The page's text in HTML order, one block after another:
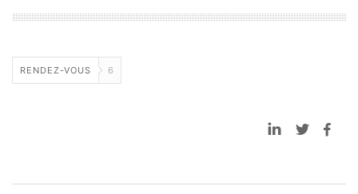
RENDEZ-VOUS 6